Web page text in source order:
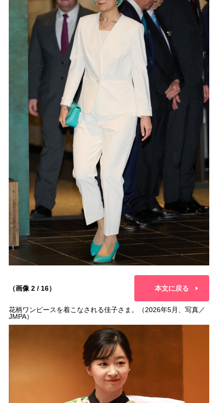
（画像 2 / 16） 本文に戻る
花柄ワンピースを着こなされる佳子さま。（2026年5月、写真／
JMPA）